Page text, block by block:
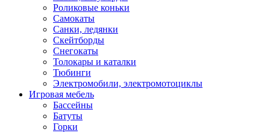
Роликовые коньки
Самокаты
Санки, ледянки
Скейтборды
Снегокаты
Толокары и каталки
Тюбинги
Электромобили, электромотоциклы
Игровая мебель
Бассейны
Батуты
Горки